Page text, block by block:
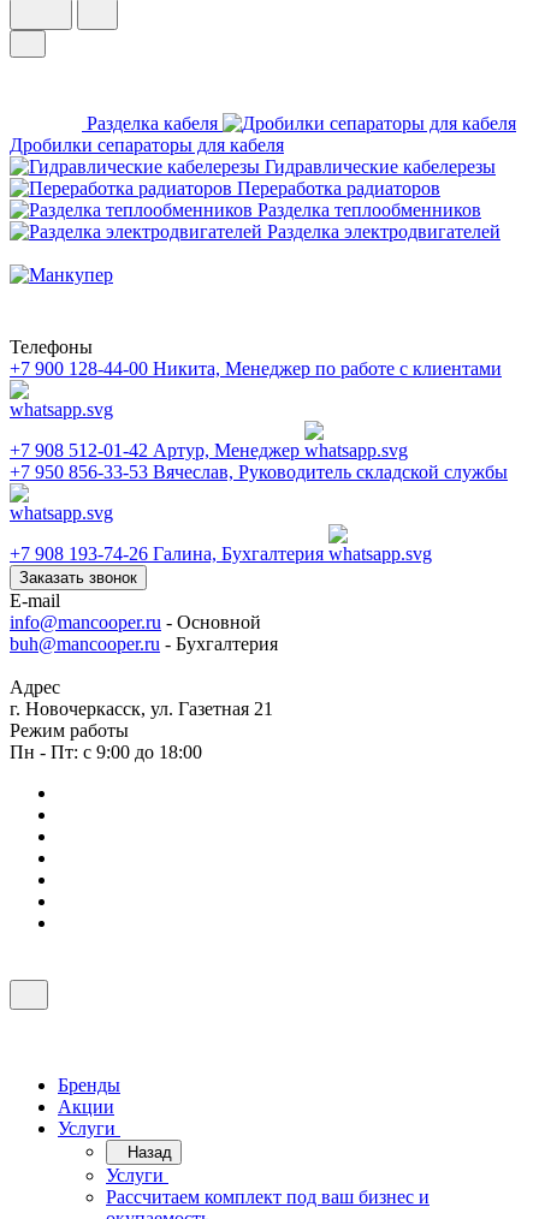
Разделка кабеля
Дробилки сепараторы для кабеля
Гидравлические кабелерезы
Переработка радиаторов
Разделка теплообменников
Разделка электродвигателей
Телефоны
+7 900 128-44-00 Никита, Менеджер по работе с клиентами
+7 908 512-01-42 Артур, Менеджер
+7 950 856-33-53 Вячеслав, Руководитель складской службы
+7 908 193-74-26 Галина, Бухгалтерия
Заказать звонок
E-mail
info@mancooper.ru - Основной
buh@mancooper.ru - Бухгалтерия
Адрес
г. Новочеркасск, ул. Газетная 21
Режим работы
Пн - Пт: с 9:00 до 18:00
Бренды
Акции
Услуги
Назад
Услуги
Рассчитаем комплект под ваш бизнес и